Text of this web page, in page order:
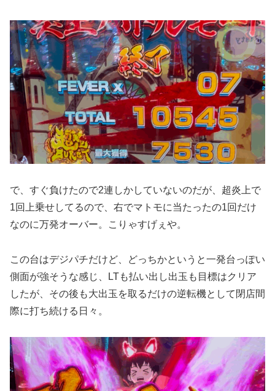
で、すぐ負けたので2連しかしていないのだが、超炎上で
1回上乗せしてるので、右でマトモに当たったの1回だけ
なのに万発オーバー。こりゃすげぇや。
この台はデジパチだけど、どっちかというと一発台っぽい
側面が強そうな感じ、LTも払い出し出玉も目標はクリア
したが、その後も大出玉を取るだけの逆転機として閉店間
際に打ち続ける日々。